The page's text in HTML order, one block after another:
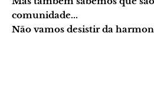
comunidade...
Não vamos desistir da